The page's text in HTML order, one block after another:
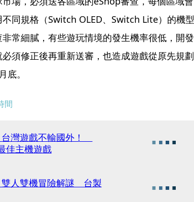
同規格（Switch OLED、Switch Lite）的機型
常細膩，有些遊玩情境的發生機率很低，開發
須修正後再重新送審，也造成遊戲從原先規劃
。
間
台灣遊戲不輸國外！
佳主機遊戲
雙人雙機冒險解謎 台製